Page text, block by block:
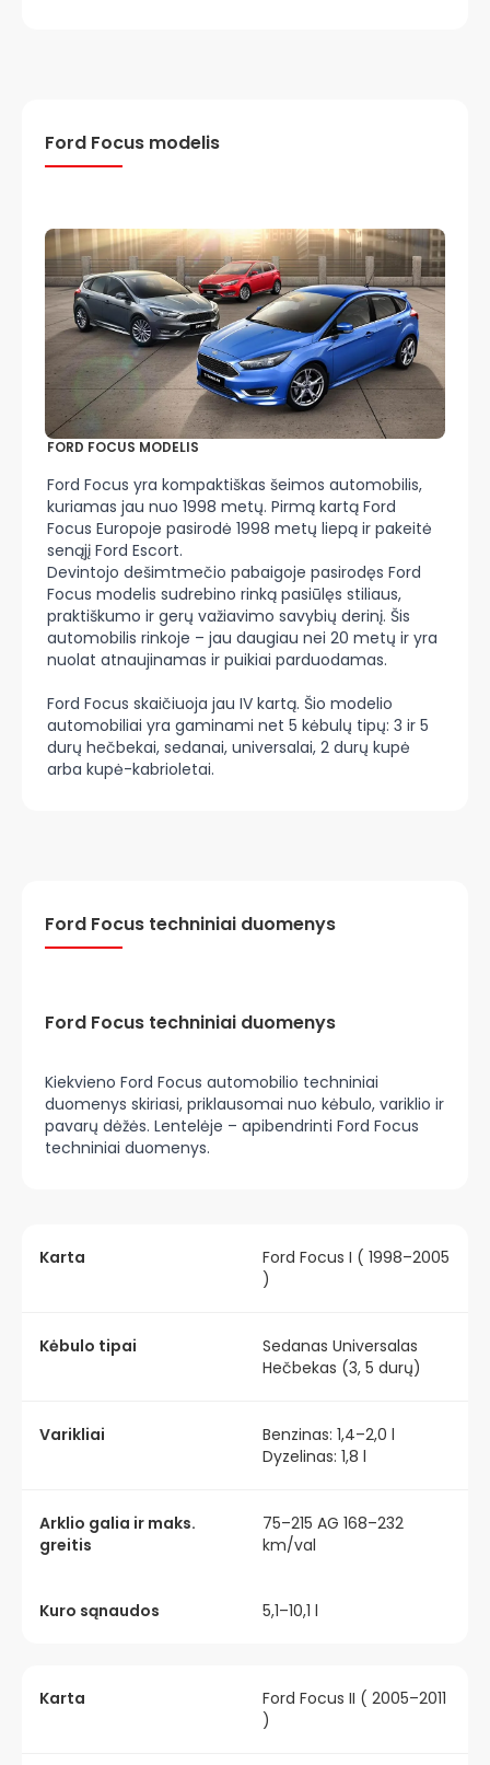
Ford Focus modelis
FORD FOCUS MODELIS
Ford Focus yra kompaktiškas šeimos automobilis,
kuriamas jau nuo 1998 metų. Pirmą kartą Ford
Focus Europoje pasirodė 1998 metų liepą ir pakeitė
senąjį Ford Escort.
Devintojo dešimtmečio pabaigoje pasirodęs Ford
Focus modelis sudrebino rinką pasiūlęs stiliaus,
praktiškumo ir gerų važiavimo savybių derinį. Šis
automobilis rinkoje – jau daugiau nei 20 metų ir yra
nuolat atnaujinamas ir puikiai parduodamas.
Ford Focus skaičiuoja jau IV kartą. Šio modelio
automobiliai yra gaminami net 5 kėbulų tipų: 3 ir 5
durų hečbekai, sedanai, universalai, 2 durų kupė
arba kupė-kabrioletai.
Ford Focus techniniai duomenys
Ford Focus techniniai duomenys
Kiekvieno Ford Focus automobilio techniniai
duomenys skiriasi, priklausomai nuo kėbulo, variklio ir
pavarų dėžės. Lentelėje – apibendrinti Ford Focus
techniniai duomenys.
Karta
Ford Focus I ( 1998–2005
)
Kėbulo tipai
Sedanas Universalas
Hečbekas (3, 5 durų)
Varikliai
Benzinas: 1,4–2,0 l
Dyzelinas: 1,8 l
Arklio galia ir maks.
greitis
75–215 AG 168–232
km/val
Kuro sąnaudos 5,1–10,1 l
Karta
Ford Focus II ( 2005–2011
)